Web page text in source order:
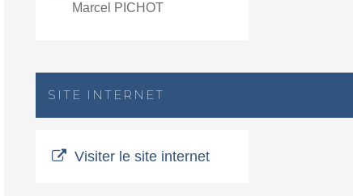
Marcel PICHOT
SITE INTERNET
Visiter le site internet